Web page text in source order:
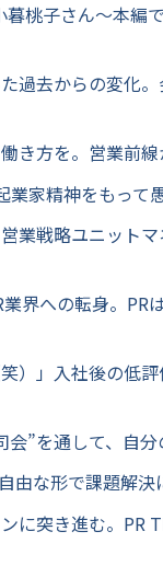
暮桃子さん～本編
過去からの変化
き方を。営業前
家精神をもって
戦略ユニット
界への転身。PR
）」入社後の低
”を通して、自分
由な形で課題解
に突き進む。PR